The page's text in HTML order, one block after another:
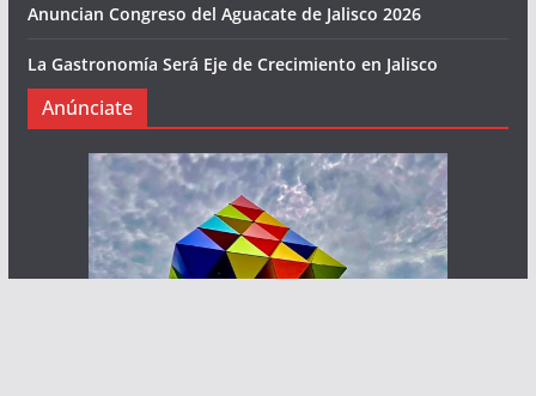
Anuncian Congreso del Aguacate de Jalisco 2026
La Gastronomía Será Eje de Crecimiento en Jalisco
Anúnciate